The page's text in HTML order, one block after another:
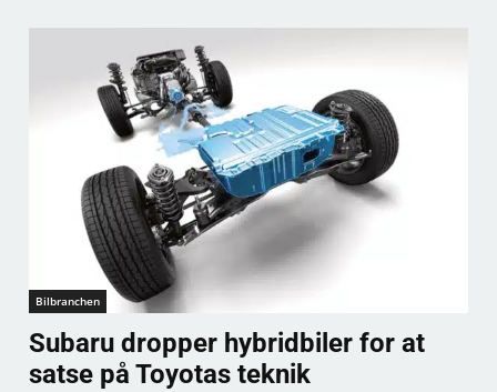
Bilbranchen
Subaru dropper hybridbiler for at
satse på Toyotas teknik